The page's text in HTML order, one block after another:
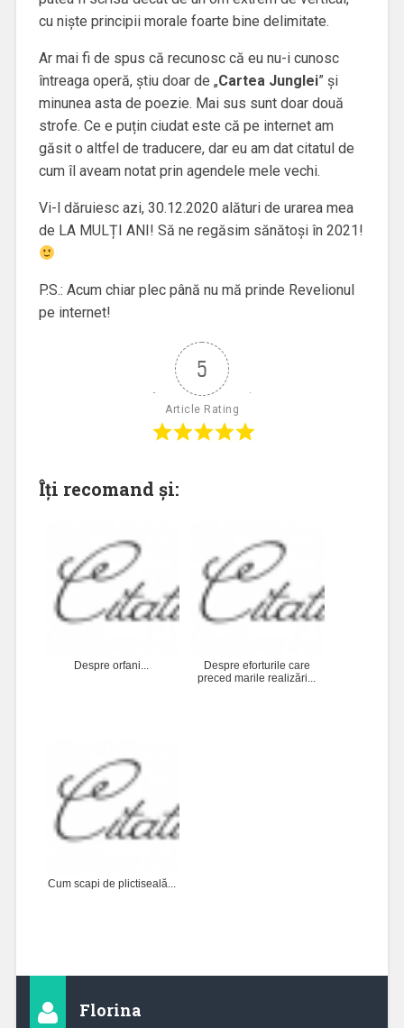
cu niște principii morale foarte bine delimitate.
Ar mai fi de spus că recunosc că eu nu-i cunosc
întreaga operă, știu doar de „Cartea Junglei” și
minunea asta de poezie. Mai sus sunt doar două
strofe. Ce e puțin ciudat este că pe internet am
găsit o altfel de traducere, dar eu am dat citatul de
cum îl aveam notat prin agendele mele vechi.
Vi-l dăruiesc azi, 30.12.2020 alături de urarea mea
de LA MULȚI ANI! Să ne regăsim sănătoși în 2021!
P.S.: Acum chiar plec până nu mă prinde Revelionul
pe internet!
5
Article Rating
Îți recomand și:
Despre orfani...
Despre eforturile care
preced marile realizări...
Cum scapi de plictiseală...
Florina